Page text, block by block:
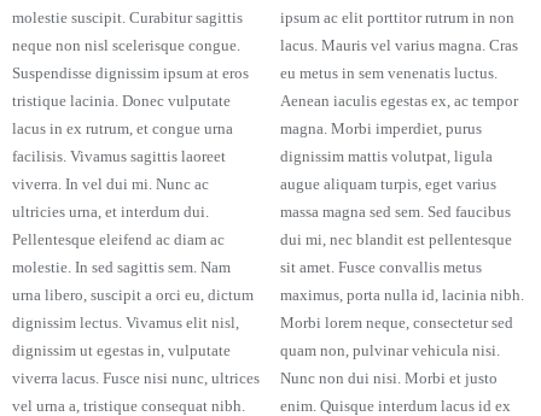
molestie suscipit. Curabitur sagittis
neque non nisl scelerisque congue.
Suspendisse dignissim ipsum at eros
tristique lacinia. Donec vulputate
lacus in ex rutrum, et congue urna
facilisis. Vivamus sagittis laoreet
viverra. In vel dui mi. Nunc ac
ultricies urna, et interdum dui.
Pellentesque eleifend ac diam ac
molestie. In sed sagittis sem. Nam
urna libero, suscipit a orci eu, dictum
dignissim lectus. Vivamus elit nisl,
dignissim ut egestas in, vulputate
viverra lacus. Fusce nisi nunc, ultrices
vel urna a, tristique consequat nibh.
ipsum ac elit porttitor rutrum in non
lacus. Mauris vel varius magna. Cras
eu metus in sem venenatis luctus.
Aenean iaculis egestas ex, ac tempor
magna. Morbi imperdiet, purus
dignissim mattis volutpat, ligula
augue aliquam turpis, eget varius
massa magna sed sem. Sed faucibus
dui mi, nec blandit est pellentesque
sit amet. Fusce convallis metus
maximus, porta nulla id, lacinia nibh.
Morbi lorem neque, consectetur sed
quam non, pulvinar vehicula nisi.
Nunc non dui nisi. Morbi et justo
enim. Quisque interdum lacus id ex